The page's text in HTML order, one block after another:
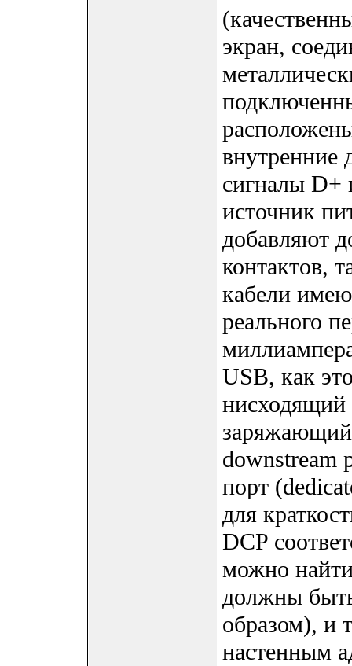
экран,
внутренние
сигналы D+
источник
добавляют
контактов,
кабели
реального
USB, как
нисходящий
downstream
порт
для
DCP
можно
должны
образом), и
настенным